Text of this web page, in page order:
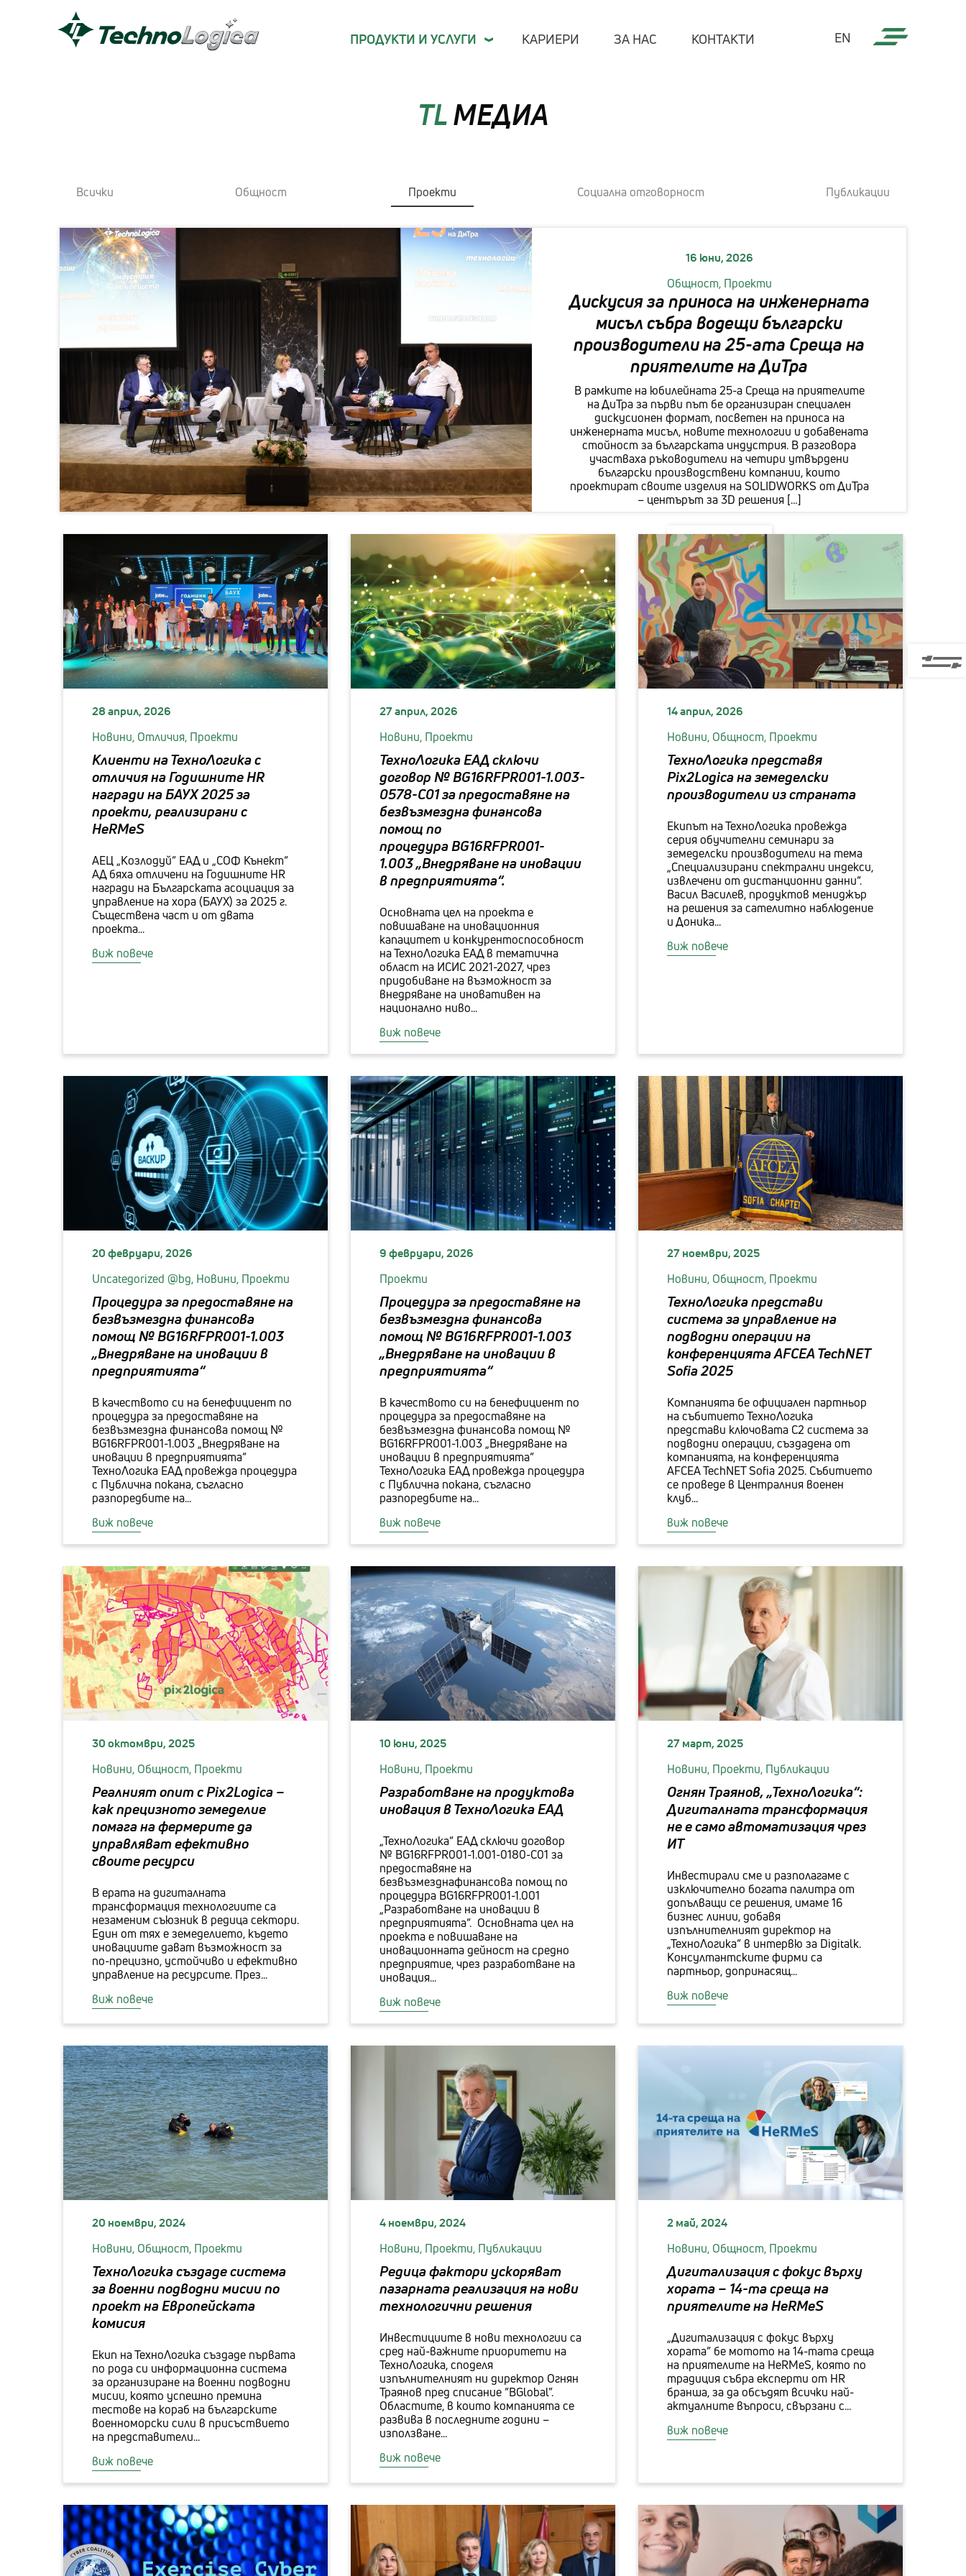
ПРОДУКТИ И УСЛУГИ КАРИЕРИ ЗА НАС КОНТАКТИ EN
Публичен сектор
Ритейл компании
Кариери
Свободни позиции
Стажантска програма
Партньори
Клиенти
Контакти
TLМЕДИА
Всички Общност Проекти Социална отговорност Публикации
16 юни, 2026
Общност, Проекти
Дискусия за приноса на инженерната
мисъл събра водещи български
производители на 25-aта Среща на
приятелите на ДиТра
В рамките на юбилейната 25-а Среща на приятелите
на ДиТра за първи път бе организиран специален
дискусионен формат, посветен на приноса на
инженерната мисъл, новите технологии и добавената
стойност за българската индустрия. В разговора
участваха ръководители на четири утвърдени
български производствени компании, които
проектират своите изделия на SOLIDWORKS от ДиТра
– центърът за 3D решения […]
НАУЧИ ПОВЕЧЕ
28 април, 2026
Новини, Отличия, Проекти
Клиенти на ТехноЛогика с
отличия на Годишните HR
награди на БАУХ 2025 за
проекти, реализирани с
HeRMeS
АЕЦ „Козлодуй“ ЕАД и „СОФ Кънект“
АД бяха отличени на Годишните HR
награди на Българската асоциация за
управление на хора (БАУХ) за 2025 г.
Съществена част и от двата
проекта...
виж повече
27 април, 2026
Новини, Проекти
ТехноЛогика ЕАД сключи
договор № BG16RFPR001-1.003-
0578-C01 за предоставяне на
безвъзмездна финансова
помощ по
процедура BG16RFPR001-
1.003 „Внедряване на иновации
в предприятията“.
Основната цел на проекта е
повишаване на иновационния
капацитет и конкурентоспособност
на ТехноЛогика ЕАД в тематична
област на ИСИС 2021-2027, чрез
придобиване на възможност за
внедряване на иновативен на
национално ниво...
виж повече
14 април, 2026
Новини, Общност, Проекти
ТехноЛогика представя
Pix2Logica на земеделски
производители из страната
Екипът на ТехноЛогика провежда
серия обучителни семинари за
земеделски производители на тема
„Специализирани спектрални индекси,
извлечени от дистанционни данни“.
Васил Василев, продуктов мениджър
на решения за сателитно наблюдение
и Доника...
виж повече
20 февруари, 2026
Uncategorized @bg, Новини, Проекти
Процедура за предоставяне на
безвъзмездна финансова
помощ № BG16RFPR001-1.003
„Внедряване на иновации в
предприятията“
В качеството си на бенефициент по
процедура за предоставяне на
безвъзмездна финансова помощ №
BG16RFPR001-1.003 „Внедряване на
иновации в предприятията“
ТехноЛогика ЕАД провежда процедура
с Публична покана, съгласно
разпоредбите на...
виж повече
9 февруари, 2026
Проекти
Процедура за предоставяне на
безвъзмездна финансова
помощ № BG16RFPR001-1.003
„Внедряване на иновации в
предприятията“
В качеството си на бенефициент по
процедура за предоставяне на
безвъзмездна финансова помощ №
BG16RFPR001-1.003 „Внедряване на
иновации в предприятията“
ТехноЛогика ЕАД провежда процедура
с Публична покана, съгласно
разпоредбите на...
виж повече
27 ноември, 2025
Новини, Общност, Проекти
ТехноЛогика представи
система за управление на
подводни операции на
конференцията AFCEA TechNET
Sofia 2025
Компанията бе официален партньор
на събитието ТехноЛогика
представи ключовата C2 система за
подводни операции, създадена от
компанията, на конференцията
AFCEA TechNET Sofia 2025. Събитието
се проведе в Централния военен
клуб...
виж повече
30 октомври, 2025
Новини, Общност, Проекти
Реалният опит с Pix2Logica –
как прецизното земеделие
помага на фермерите да
управляват ефективно
своите ресурси
В ерата на дигиталната
трансформация технологиите са
незаменим съюзник в редица сектори.
Един от тях е земеделието, където
иновациите дават възможност за
по-прецизно, устойчиво и ефективно
управление на ресурсите. През...
виж повече
10 юни, 2025
Новини, Проекти
Разработване на продуктова
иновация в ТехноЛогика ЕАД
„ТехноЛогика“ ЕАД сключи договор
№ BG16RFPR001-1.001-0180-C01 за
предоставяне на
безвъзмезднафинансова помощ по
процедура BG16RFPR001-1.001
„Разработване на иновации в
предприятията“. Основната цел на
проекта е повишаване на
иновационната дейност на средно
предприятие, чрез разработване на
иновация...
виж повече
27 март, 2025
Новини, Проекти, Публикации
Огнян Траянов, „ТехноЛогика“:
Дигиталната трансформация
не е само автоматизация чрез
ИТ
Инвестирали сме и разполагаме с
изключително богата палитра от
допълващи се решения, имаме 16
бизнес линии, добавя
изпълнителният директор на
„ТехноЛогика“ в интервю за Digitalk.
Консултантските фирми са
партньор, допринасящ...
виж повече
20 ноември, 2024
Новини, Общност, Проекти
ТехноЛогика създаде система
за военни подводни мисии по
проект на Европейската
комисия
Екип на ТехноЛогика създаде първата
по рода си информационна система
за организиране на военни подводни
мисии, която успешно премина
тестове на кораб на българските
военноморски сили в присъствието
на представители...
виж повече
4 ноември, 2024
Новини, Проекти, Публикации
Редица фактори ускоряват
пазарната реализация на нови
технологични решения
Инвестициите в нови технологии са
сред най-важните приоритети на
ТехноЛогика, споделя
изпълнителният ни директор Огнян
Траянов пред списание “BGlobal”.
Областите, в които компанията се
развива в последните години –
използване...
виж повече
2 май, 2024
Новини, Общност, Проекти
Дигитализация с фокус върху
хората – 14-та среща на
приятелите на HeRMeS
„Дигитализация с фокус върху
хората“ бе мотото на 14-тата среща
на приятелите на HeRMeS, която по
традиция събра експерти от HR
бранша, за да обсъдят всички най-
актуалните въпроси, свързани с...
виж повече